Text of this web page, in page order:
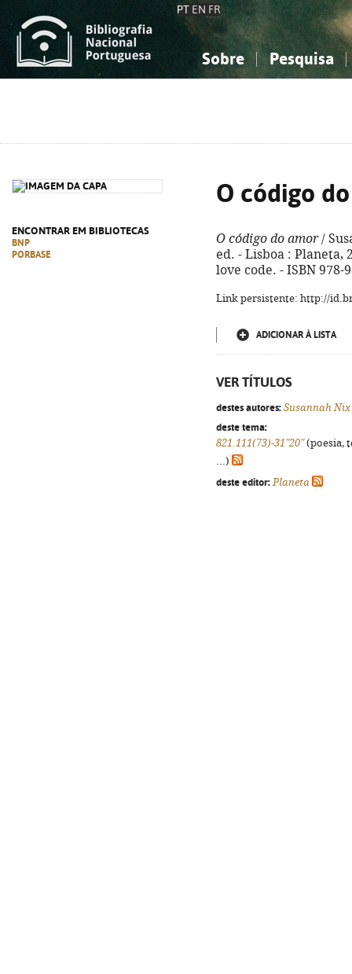
PT EN FR
Sobre Pesquisa
ENCONTRAR EM BIBLIOTECAS
BNP
PORBASE
O código
O código do amor/
ed. - Lisboa : Planeta,
love code. - ISBN 978-
Link persistente: http://
ADICIONAR À LISTA
VER TÍTULOS
destes autores: Susannah Nix
deste tema:
821.111(73)-31"20"(poesia,
...)
deste editor: Planeta